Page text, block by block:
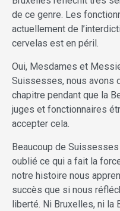
de ce genre. Les
actuellement de
cervelas est en péril.
Oui, Mesdames et
Suissesses, nous avons
chapitre pendant que la
juges et fonctionnaires
accepter cela.
Beaucoup de
oublié ce qui a fait la
notre histoire nous
succès que si nous
liberté. Ni Bruxelles, ni la